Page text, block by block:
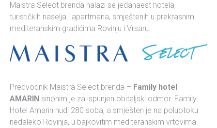
Maistra Select brenda nalazi se jedanaest hotela,
turističkih naselja i apartmana, smještenih u prekrasnim
mediteranskim gradićima Rovinju i Vrsaru.
Predvodnik Maistra Select brenda – Family hotel
AMARINsinonim je za ispunjen obiteljski odmor. Family
Hotel Amarin nudi 280 soba, a smješten je na poluotoku
nedaleko Rovinja, u bajkovitim mediteranskim vrtovima.